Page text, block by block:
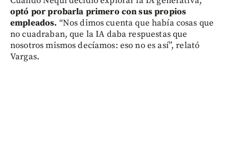
optó por probarla primero con sus propios
empleados. “Nos dimos cuenta que había cosas que
no cuadraban, que la IA daba respuestas que
nosotros mismos decíamos: eso no es así”, relató
Vargas.